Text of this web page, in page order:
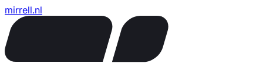
mirrell.nl